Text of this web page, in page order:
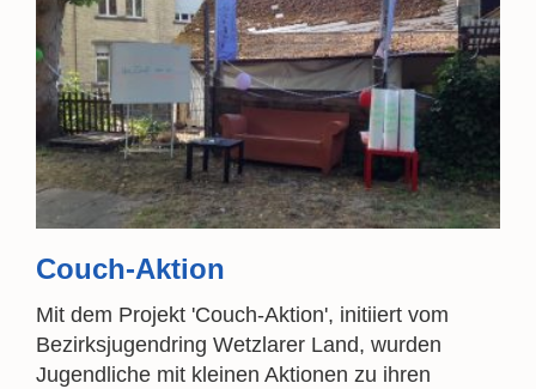
Couch-Aktion
Mit dem Projekt 'Couch-Aktion', initiiert vom
Bezirksjugendring Wetzlarer Land, wurden
Jugendliche mit kleinen Aktionen zu ihren